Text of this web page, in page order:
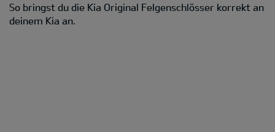
So bringst du die Kia Original Felgenschlösser korrekt an
deinem Kia an.